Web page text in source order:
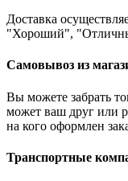
Доставка
"Хороший",
Самовывоз из
Вы можете забрать
может ваш друг или
на кого оформлен
Транспортные